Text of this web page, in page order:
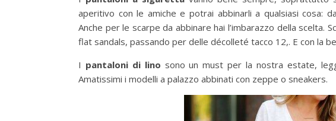
aperitivo con le amiche e potrai abbinarli a qualsiasi cosa:
Anche per le scarpe da abbinare hai l’imbarazzo della scelta.
flat sandals, passando per delle décolleté tacco 12,. E con la
I pantaloni di lino sono un must per la nostra estate,
Amatissimi i modelli a palazzo abbinati con zeppe o sneakers.